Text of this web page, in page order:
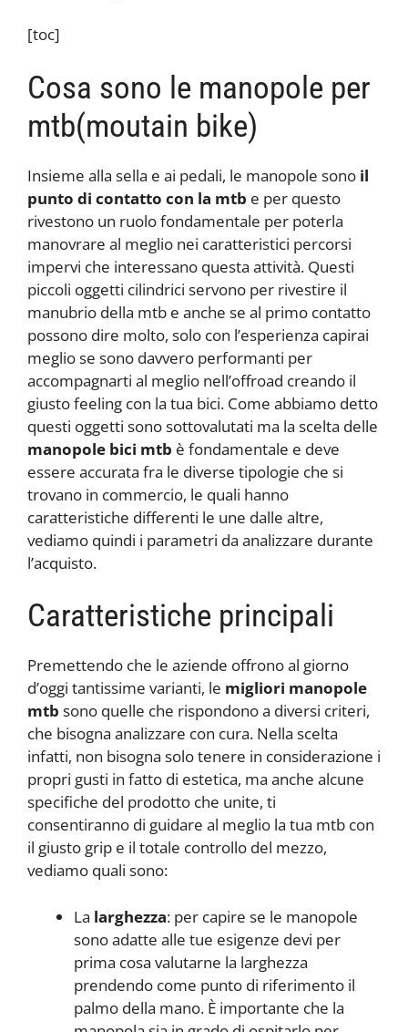
[toc]
Cosa sono le manopole per
mtb(moutain bike)
Insieme alla sella e ai pedali, le manopole sono il
punto di contatto con la mtb e per questo
rivestono un ruolo fondamentale per poterla
manovrare al meglio nei caratteristici percorsi
impervi che interessano questa attività. Questi
piccoli oggetti cilindrici servono per rivestire il
manubrio della mtb e anche se al primo contatto
possono dire molto, solo con l’esperienza capirai
meglio se sono davvero performanti per
accompagnarti al meglio nell’offroad creando il
giusto feeling con la tua bici. Come abbiamo detto
questi oggetti sono sottovalutati ma la scelta delle
manopole bici mtb è fondamentale e deve
essere accurata fra le diverse tipologie che si
trovano in commercio, le quali hanno
caratteristiche differenti le une dalle altre,
vediamo quindi i parametri da analizzare durante
l’acquisto.
Caratteristiche principali
Premettendo che le aziende offrono al giorno
d’oggi tantissime varianti, le migliori manopole
mtb sono quelle che rispondono a diversi criteri,
che bisogna analizzare con cura. Nella scelta
infatti, non bisogna solo tenere in considerazione i
propri gusti in fatto di estetica, ma anche alcune
specifiche del prodotto che unite, ti
consentiranno di guidare al meglio la tua mtb con
il giusto grip e il totale controllo del mezzo,
vediamo quali sono:
La larghezza: per capire se le manopole
sono adatte alle tue esigenze devi per
prima cosa valutarne la larghezza
prendendo come punto di riferimento il
palmo della mano. È importante che la